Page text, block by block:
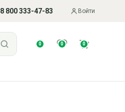
8 800 333-47-83 Войти
0 0 0